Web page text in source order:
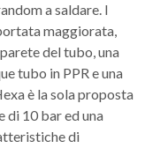
a saldare. I
maggiorata,
del tubo, una
tubo in PPR e una
è la sola proposta
di 10 bar ed una
di